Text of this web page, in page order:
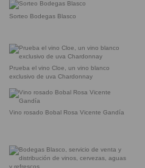
Sorteo Bodegas Blasco
Prueba el vino Cloe, un vino blanco
exclusivo de uva Chardonnay
Vino rosado Bobal Rosa Vicente Gandía